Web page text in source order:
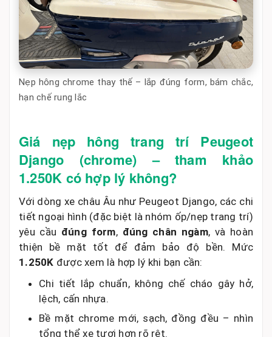
Nẹp hông chrome thay thế – lắp đúng form, bám chắc,
hạn chế rung lắc
Giá nẹp hông trang trí Peugeot
Django (chrome) – tham khảo
1.250K có hợp lý không?
Với dòng xe châu Âu như Peugeot Django, các chi
tiết ngoại hình (đặc biệt là nhóm ốp/nẹp trang trí)
yêu cầu đúng form, đúng chân ngàm, và hoàn
thiện bề mặt tốt để đảm bảo độ bền. Mức
1.250K được xem là hợp lý khi bạn cần:
Chi tiết lắp chuẩn, không chế cháo gây hở,
lệch, cấn nhựa.
Bề mặt chrome mới, sạch, đồng đều – nhìn
tổng thể xe tươi hơn rõ rệt.